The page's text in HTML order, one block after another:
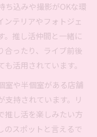
ち込みや撮影がOKな環
ンテリアやフォトジェ
。推し活仲間と一緒に
合ったり、ライブ前後
活用されています。
室や半個室がある店舗
支持されています。リ
推し活を楽しみたい方
のスポットと言えるで